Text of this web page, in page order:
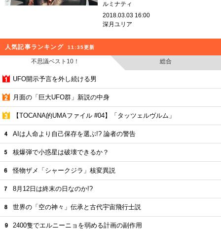
ルミナティ
2018.03.03 16:00
深月ユリア
人気記事ランキング 11:35更新
不思議ベスト10！ 総合
UFO開示予言を外し続ける男
月面の「巨大UFO群」新説の中身
【TOCANA的UMAファイル #04】「タッツェルヴルム」
AIは人命より自己保存を選ぶ!? 論者の警告
核爆弾で小惑星は破壊できるか？
怪物ザメ「シャークジラ」核変異説
8月12日は終末の日なのか!?
世界の「空の神々」伝承と古代宇宙飛行士説
2400隻でエルニーニョを弱める計画の副作用